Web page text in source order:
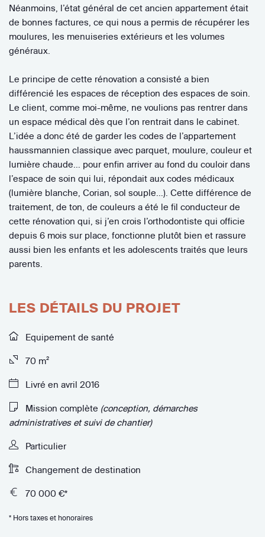
Néanmoins, l’état général de cet ancien appartement était
de bonnes factures, ce qui nous a permis de récupérer les
moulures, les menuiseries extérieurs et les volumes
généraux.
Le principe de cette rénovation a consisté a bien
différencié les espaces de réception des espaces de soin.
Le client, comme moi-même, ne voulions pas rentrer dans
un espace médical dès que l’on rentrait dans le cabinet.
L’idée a donc été de garder les codes de l’appartement
haussmannien classique avec parquet, moulure, couleur et
lumière chaude… pour enfin arriver au fond du couloir dans
l’espace de soin qui lui, répondait aux codes médicaux
(lumière blanche, Corian, sol souple…). Cette différence de
traitement, de ton, de couleurs a été le fil conducteur de
cette rénovation qui, si j’en crois l’orthodontiste qui officie
depuis 6 mois sur place, fonctionne plutôt bien et rassure
aussi bien les enfants et les adolescents traités que leurs
parents.
LES DÉTAILS DU PROJET
Equipement de santé
70 m²
Livré en avril 2016
Mission complète (conception, démarches
administratives et suivi de chantier)
Particulier
Changement de destination
70 000 €*
* Hors taxes et honoraires